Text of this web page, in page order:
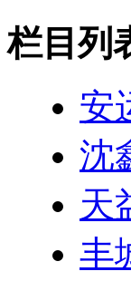
栏目列
安
沈
天
丰